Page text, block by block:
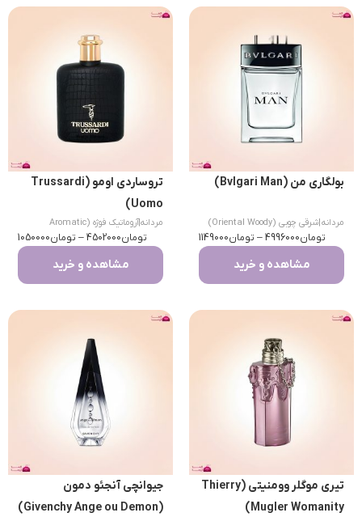
بولگاری من (Bvlgari Man)
مردانه شرقی چوبی (Oriental Woody)
تومان4996000
– تومان1149000
مشاهده و خرید
تروساردی اومو (Trussardi
Uomo)
مردانه|
آروماتیک فوژه (Aromatic
Fougere)
تومان4502000
– تومان1050000
مشاهده و خرید
تیری موگلر وومنیتی (Thierry
Mugler Womanity)
جیوانچی آنجئو دمون
(Givenchy Ange ou Demon)